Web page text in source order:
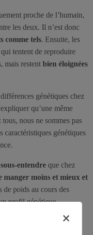
proche de l’humain,
les deux. Il n’est donc
comme tels. Ensuite, les
tentent de reproduire
mais restent bien éloignées
génétiques chez
qu’une même
nous ne sommes pas
caractéristiques génétiques
entendre que chez
manger moins et mieux et
de poids au cours des
profil génétique
×